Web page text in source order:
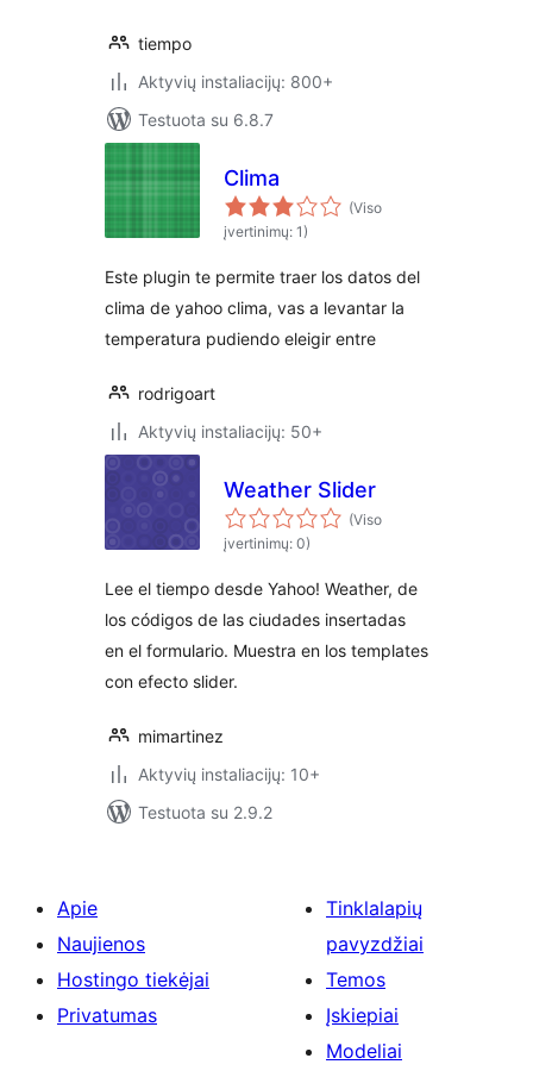
tiempo
Aktyvių instaliacijų: 800+
Testuota su 6.8.7
Clima
(Viso
įvertinimų: 1)
Este plugin te permite traer los datos del
clima de yahoo clima, vas a levantar la
temperatura pudiendo eleigir entre
rodrigoart
Aktyvių instaliacijų: 50+
Weather Slider
(Viso
įvertinimų: 0)
Lee el tiempo desde Yahoo! Weather, de
los códigos de las ciudades insertadas
en el formulario. Muestra en los templates
con efecto slider.
mimartinez
Aktyvių instaliacijų: 10+
Testuota su 2.9.2
Apie
Naujienos
Hostingo tiekėjai
Privatumas
Tinklalapių
pavyzdžiai
Temos
Įskiepiai
Modeliai